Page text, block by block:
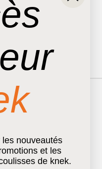
réservés.
nouveautés
et les
de knek.